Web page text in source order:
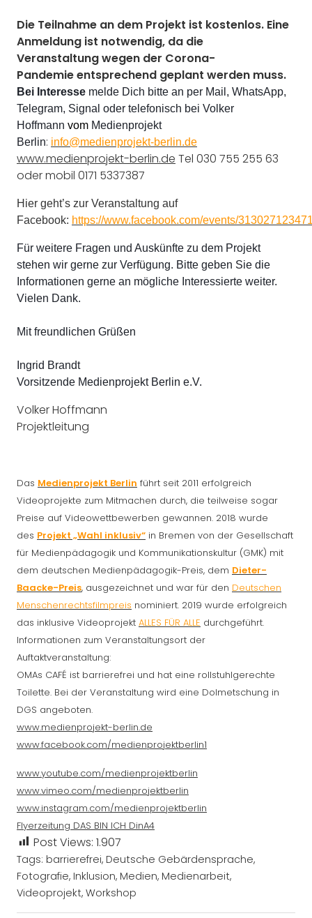
Die Teilnahme an dem Projekt ist kostenlos. Eine
Anmeldung ist notwendig, da die
Veranstaltungwegen der Corona-
Pandemieentsprechend geplant werden muss.
Bei Interesse melde Dich bitte an per Mail, WhatsApp,
Telegram, Signal oder telefonisch bei Volker
Hoffmann vom Medienprojekt
Berlin: info@medienprojekt-berlin.de
www.medienprojekt-berlin.de Tel 030 755 255 63
oder mobil 0171 5337387
Hier geht’s zur Veranstaltung auf
Facebook: https://www.facebook.com/events/
Für weitere Fragen und Auskünfte zu dem Projekt
stehen wir gerne zur Verfügung. Bitte geben Sie die
Informationen gerne an mögliche Interessierte weiter.
Vielen Dank.
Mit freundlichen Grüßen
Ingrid Brandt
Vorsitzende Medienprojekt Berlin e.V.
Volker Hoffmann
Projektleitung
Das Medienprojekt Berlin führt seit 2011 erfolgreich
Videoprojekte zum Mitmachen durch, die teilweise sogar
Preise auf Videowettbewerben gewannen. 2018 wurde
des Projekt „Wahl inklusiv“ in Bremen von der Gesellschaft
für Medienpädagogik und Kommunikationskultur (GMK) mit
dem deutschen Medienpädagogik-Preis, dem Dieter-
Baacke-Preis, ausgezeichnet und war für den Deutschen
Menschenrechtsfilmpreis nominiert. 2019 wurde erfolgreich
das inklusive Videoprojekt ALLES FÜR ALLE durchgeführt.
Informationen zum Veranstaltungsort der
Auftaktveranstaltung:
OMAs CAFÉ ist barrierefrei und hat eine rollstuhlgerechte
Toilette. Bei der Veranstaltung wird eine Dolmetschung in
DGS angeboten.
www.medienprojekt-berlin.de
www.facebook.com/medienprojektberlin1
www.youtube.com/medienprojektberlin
www.vimeo.com/medienprojektberlin
www.instagram.com/medienprojektberlin
Flyerzeitung DAS BIN ICH DinA4
Post Views: 1.907
Tags: barrierefrei, Deutsche Gebärdensprache,
Fotografie, Inklusion, Medien, Medienarbeit,
Videoprojekt, Workshop